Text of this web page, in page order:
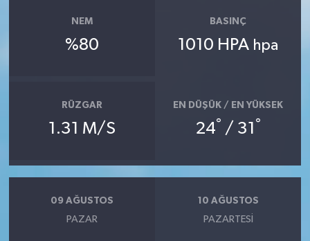
NEM
%80
BASINÇ
1010 HPA hpa
RÜZGAR
1.31 M/S
EN DÜŞÜK / EN YÜKSEK
24° / 31 °
09 AĞUSTOS
PAZAR
10 AĞUSTOS
PAZARTESI
OTOMOBİL
Genel
Politika
YEREL